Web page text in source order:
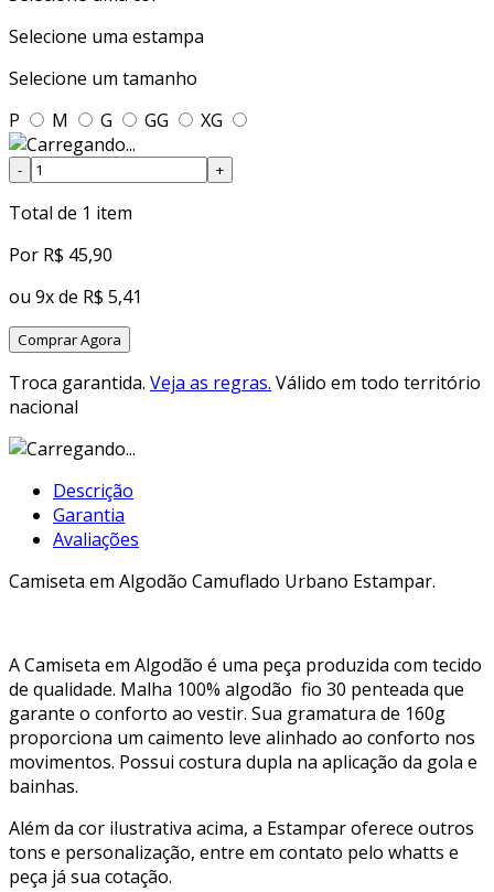
Selecione uma estampa
Selecione um tamanho
P
M G GG XG
- +
Total de 1 item
Por R$ 45,90
ou 9x de R$ 5,41
Comprar Agora
Troca garantida. Veja as regras. Válido em todo território
nacional
Descrição
Garantia
Avaliações
Camiseta em Algodão Camuflado Urbano Estampar.
A Camiseta em Algodão é uma peça produzida com tecido
de qualidade. Malha 100% algodão fio 30 penteada que
garante o conforto ao vestir. Sua gramatura de 160g
proporciona um caimento leve alinhado ao conforto nos
movimentos. Possui costura dupla na aplicação da gola e
bainhas.
Além da cor ilustrativa acima, a Estampar oferece outros
tons e personalização, entre em contato pelo whatts e
peça já sua cotação.